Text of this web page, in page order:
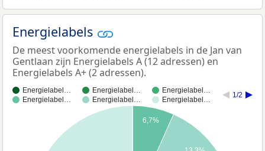
Energielabels
De meest voorkomende energielabels in de Jan van
Gentlaan zijn Energielabels A (12 adressen) en
Energielabels A+ (2 adressen).
Energielabel… Energielabel…
Energielabel…
Energielabel…
Energielabel… Energielabel…
1/2
6,7%